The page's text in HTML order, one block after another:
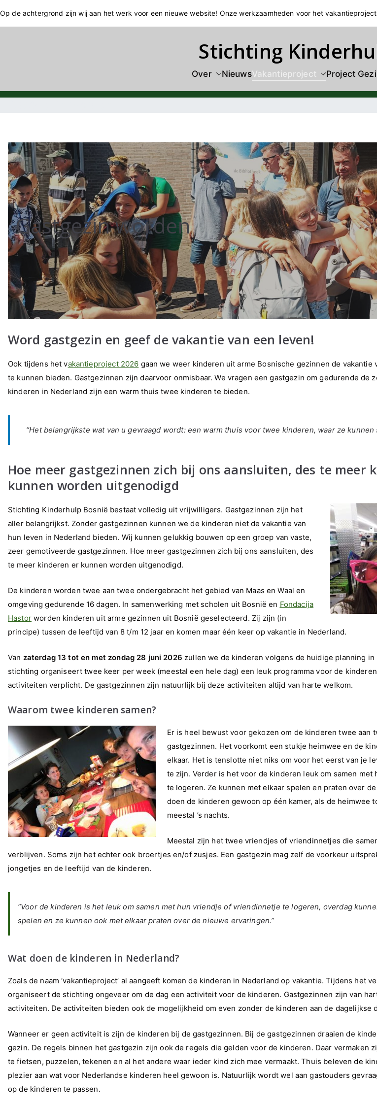
naar
Op de achtergrond zijn wij aan het werk voor een nieuwe website! Onze werkzaamheden voor het
Stichting
Over NieuwsVakantieproject Project
Gastgezin worden
Word gastgezin en geef de vakantie van een leven!
Ook tijdens het vakantieproject 2026 gaan we weer kinderen uit arme Bosnische gezinnen de vakantie
te kunnen bieden. Gastgezinnen zijn daarvoor onmisbaar. We vragen een gastgezin om gedurende de
kinderen in Nederland zijn een warm thuis twee kinderen te bieden.
“Het belangrijkste wat van u gevraagd wordt: een warm thuis voor twee kinderen, waar ze kunnen
Hoe meer gastgezinnen zich bij ons aansluiten, des te meer
kunnen worden uitgenodigd
Stichting Kinderhulp Bosnië bestaat volledig uit vrijwilligers. Gastgezinnen zijn het
aller belangrijkst. Zonder gastgezinnen kunnen we de kinderen niet de vakantie van
hun leven in Nederland bieden. Wij kunnen gelukkig bouwen op een groep van vaste,
zeer gemotiveerde gastgezinnen. Hoe meer gastgezinnen zich bij ons aansluiten, des
te meer kinderen er kunnen worden uitgenodigd.
De kinderen worden twee aan twee ondergebracht het gebied van Maas en Waal en
omgeving gedurende 16 dagen. In samenwerking met scholen uit Bosnië en Fondacija
Hastorworden kinderen uit arme gezinnen uit Bosnië geselecteerd. Zij zijn (in
principe) tussen de leeftijd van 8 t/m 12 jaar en komen maar één keer op vakantie in Nederland.
Van zaterdag 13 tot en met zondag 28 juni 2026 zullen we de kinderen volgens de huidige planning in
stichting organiseert twee keer per week (meestal een hele dag) een leuk programma voor de
activiteiten verplicht. De gastgezinnen zijn natuurlijk bij deze activiteiten altijd van harte welkom.
Waarom twee kinderen samen?
Er is heel bewust voor gekozen om de kinderen twee aan
gastgezinnen. Het voorkomt een stukje heimwee en de
elkaar. Het is tenslotte niet niks om voor het eerst van je
te zijn. Verder is het voor de kinderen leuk om samen
te logeren. Ze kunnen met elkaar spelen en praten over
doen de kinderen gewoon op één kamer, als de heimwee
meestal ’s nachts.
Meestal zijn het twee vriendjes of vriendinnetjes die
verblijven. Soms zijn het echter ook broertjes en/of zusjes. Een gastgezin mag zelf de voorkeur
jongetjes en de leeftijd van de kinderen.
“Voor de kinderen is het leuk om samen met hun vriendje of vriendinnetje te logeren, overdag
spelen en ze kunnen ook met elkaar praten over de nieuwe ervaringen.”
Wat doen de kinderen in Nederland?
Zoals de naam ‘vakantieproject’ al aangeeft komen de kinderen in Nederland op vakantie. Tijdens het
organiseert de stichting ongeveer om de dag een activiteit voor de kinderen. Gastgezinnen zijn van
activiteiten. De activiteiten bieden ook de mogelijkheid om even zonder de kinderen aan de dagelijkse
Wanneer er geen activiteit is zijn de kinderen bij de gastgezinnen. Bij de gastgezinnen draaien de
gezin. De regels binnen het gastgezin zijn ook de regels die gelden voor de kinderen. Daar vermaken
te fietsen, puzzelen, tekenen en al het andere waar ieder kind zich mee vermaakt. Thuis beleven de
plezier aan wat voor Nederlandse kinderen heel gewoon is. Natuurlijk wordt wel aan gastouders
op de kinderen te passen.